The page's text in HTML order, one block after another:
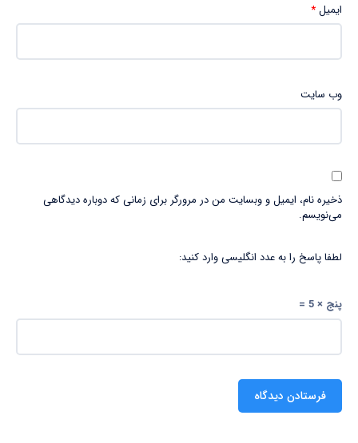
ایمیل*
وب‌ سایت
ذخیره نام، ایمیل و وبسایت من در مرورگر برای زمانی که دوباره دیدگاهی
می‌نویسم.
لطفا پاسخ را به عدد انگلیسی وارد کنید:
پنج × 5 =